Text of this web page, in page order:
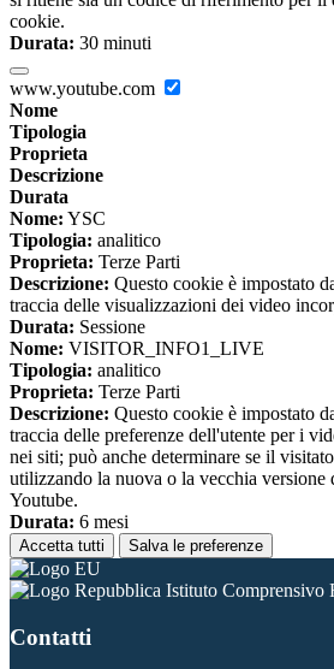
cookie.
Durata: 30 minuti
www.youtube.com
Nome
Tipologia
Proprieta
Descrizione
Durata
Nome: YSC
Tipologia: analitico
Proprieta: Terze Parti
Descrizione: Questo cookie è impostato
traccia delle visualizzazioni dei video
Durata: Sessione
Nome: VISITOR_INFO1_LIVE
Tipologia: analitico
Proprieta: Terze Parti
Descrizione: Questo cookie è impostato
traccia delle preferenze dell'utente per i
nei siti; può anche determinare se il
utilizzando la nuova o la vecchia versione
Youtube.
Durata: 6 mesi
Accetta tutti Salva le preferenze
Istituto
Contatti